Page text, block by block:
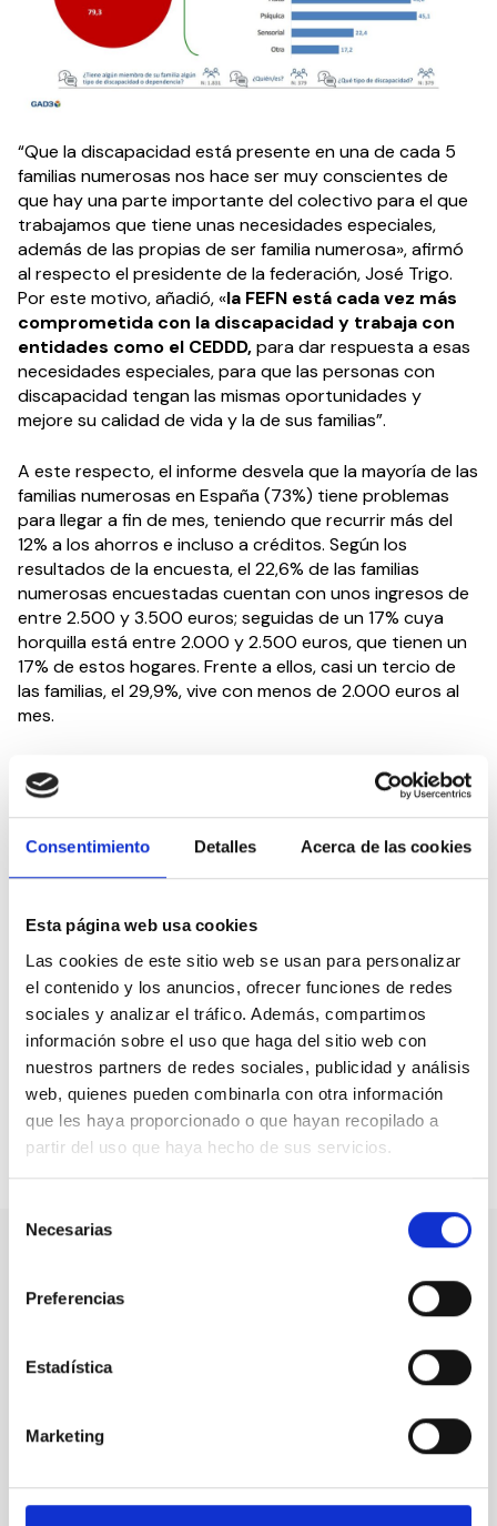
Consentimiento Detalles Acerca de las cookies
Esta página web usa cookies
Las cookies de este sitio web se usan para personalizar
el contenido y los anuncios, ofrecer funciones de redes
sociales y analizar el tráfico. Además, compartimos
información sobre el uso que haga del sitio web con
nuestros partners de redes sociales, publicidad y análisis
web, quienes pueden combinarla con otra información
que les haya proporcionado o que hayan recopilado a
partir del uso que haya hecho de sus servicios.
Necesarias
Preferencias
Estadística
Marketing
“Que la discapacidad está presente en una de cada 5
familias numerosas nos hace ser muy conscientes de
que hay una parte importante del colectivo para el que
trabajamos que tiene unas necesidades especiales,
además de las propias de ser familia numerosa», afirmó
al respecto el presidente de la federación, José Trigo.
Por este motivo, añadió, «la FEFN está cada vez más
comprometida con la discapacidad y trabaja con
entidades como el CEDDD,para dar respuesta a esas
necesidades especiales, para que las personas con
discapacidad tengan las mismas oportunidades y
mejore su calidad de vida y la de sus familias”.
A este respecto, el informe desvela que la mayoría de las
familias numerosas en España (73%) tiene problemas
para llegar a fin de mes, teniendo que recurrir más del
12% a los ahorros e incluso a créditos. Según los
resultados de la encuesta, el 22,6% de las familias
numerosas encuestadas cuentan con unos ingresos de
entre 2.500 y 3.500 euros; seguidas de un 17% cuya
horquilla está entre 2.000 y 2.500 euros, que tienen un
17% de estos hogares. Frente a ellos, casi un tercio de
las familias, el 29,9%, vive con menos de 2.000 euros al
mes.
En este sentido, desde la federación recuerdan que
existen dos categorías de familia numerosa:
Familia Numerosa General: familias de hasta 4 hijos.
No obstante, cabe destacar que también se considera
familia numerosa, y por lo tanto puede solicitar el
certificado que así lo acredita, aquella unidad familiar
con dos hijos en la que alguno de los miembros tiene
discapacidad. La FEFN explica cómo conseguir el citado
certificado en su página web, en el apartadoTítulo de
Familia Numerosa.
Nuestro canal de Youtube
Social’ y mucho más en formato audiovisual a un
Suscribirme